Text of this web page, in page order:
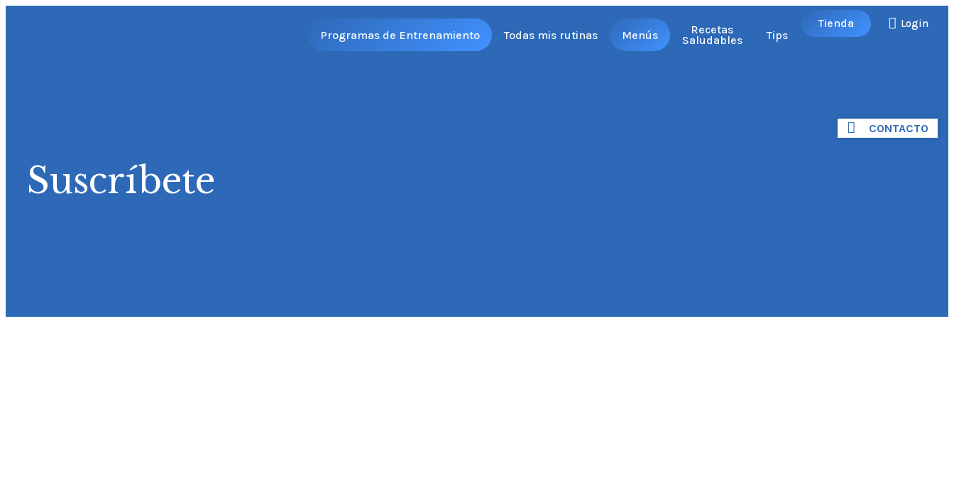
Programas de Entrenamiento Todas mis rutinas Menús Recetas
Saludables Tips
Tienda Login
CONTACTO
Suscríbete